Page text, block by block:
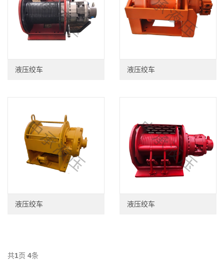
液压绞车 液压绞车
液压绞车 液压绞车
共1页 4条